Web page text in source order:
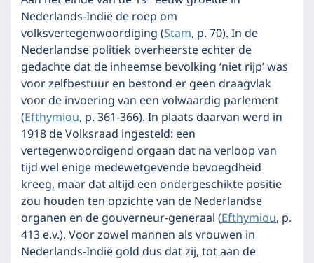
Nederlands-Indië de roep om
volksvertegenwoordiging (Stam, p. 70). In de
Nederlandse politiek overheerste echter de
gedachte dat de inheemse bevolking ‘niet rijp’ was
voor zelfbestuur en bestond er geen draagvlak
voor de invoering van een volwaardig parlement
(Efthymiou, p. 361-366). In plaats daarvan werd in
1918 de Volksraad ingesteld: een
vertegenwoordigend orgaan dat na verloop van
tijd wel enige medewetgevende bevoegdheid
kreeg, maar dat altijd een ondergeschikte positie
zou houden ten opzichte van de Nederlandse
organen en de gouverneur-generaal (Efthymiou, p.
413 e.v.). Voor zowel mannen als vrouwen in
Nederlands-Indië gold dus dat zij, tot aan de